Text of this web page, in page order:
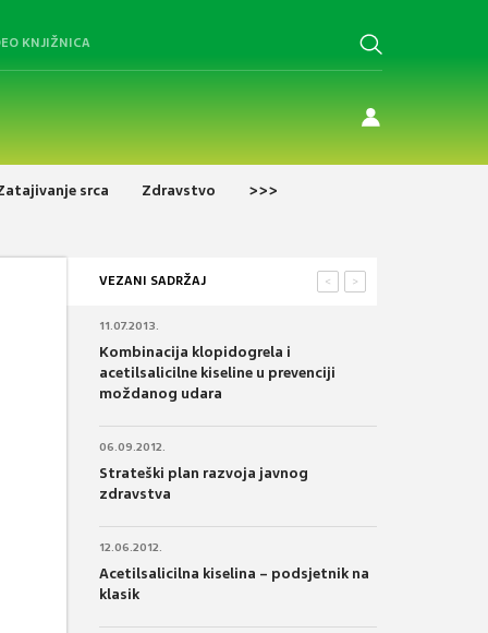
KNJIŽNICA
srca Zdravstvo >>>
VEZANI SADRŽAJ >
<
11.07.2013.
Kombinacija klopidogrela i
acetilsalicilne kiseline u prevenciji
moždanog udara
06.09.2012.
Strateški plan razvoja javnog
zdravstva
12.06.2012.
Acetilsalicilna kiselina – podsjetnik na
klasik